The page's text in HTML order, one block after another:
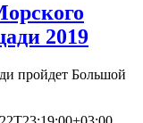
2019
пройдет Большой